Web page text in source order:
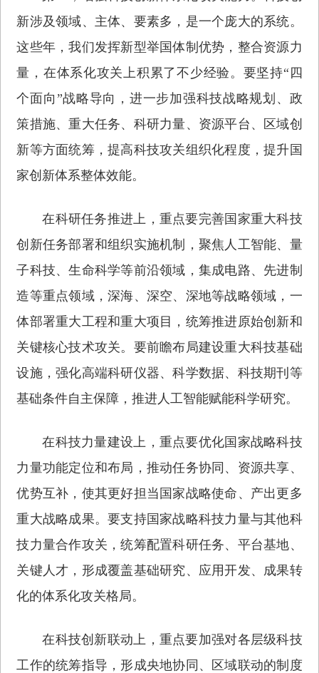
新涉及领域、主体、要素多，是一个庞大的系统。
这些年，我们发挥新型举国体制优势，整合资源力
量，在体系化攻关上积累了不少经验。要坚持“四
个面向”战略导向，进一步加强科技战略规划、政
策措施、重大任务、科研力量、资源平台、区域创
新等方面统筹，提高科技攻关组织化程度，提升国
家创新体系整体效能。
在科研任务推进上，重点要完善国家重大科技
创新任务部署和组织实施机制，聚焦人工智能、量
子科技、生命科学等前沿领域，集成电路、先进制
造等重点领域，深海、深空、深地等战略领域，一
体部署重大工程和重大项目，统筹推进原始创新和
关键核心技术攻关。要前瞻布局建设重大科技基础
设施，强化高端科研仪器、科学数据、科技期刊等
基础条件自主保障，推进人工智能赋能科学研究。
在科技力量建设上，重点要优化国家战略科技
力量功能定位和布局，推动任务协同、资源共享、
优势互补，使其更好担当国家战略使命、产出更多
重大战略成果。要支持国家战略科技力量与其他科
技力量合作攻关，统筹配置科研任务、平台基地、
关键人才，形成覆盖基础研究、应用开发、成果转
化的体系化攻关格局。
在科技创新联动上，重点要加强对各层级科技
工作的统筹指导，形成央地协同、区域联动的制度